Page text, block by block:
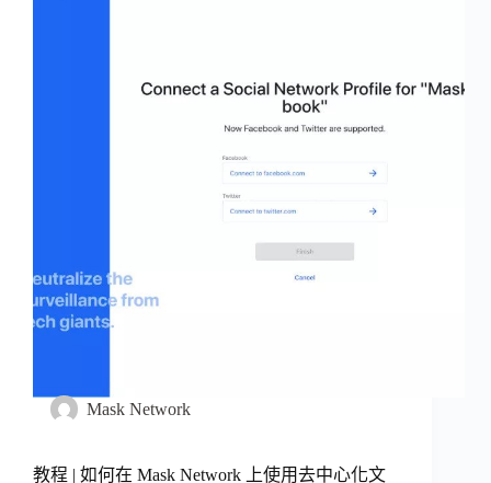
Mask Network
教程 | 如何在 Mask Network 上使用去中心化文